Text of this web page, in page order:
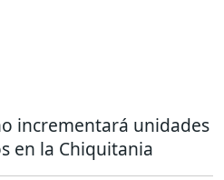
incrementará unidades
en la Chiquitania